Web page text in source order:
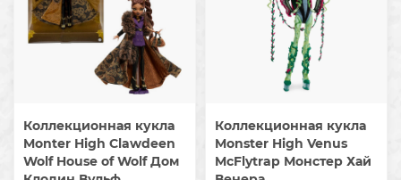
Коллекционная кукла
Monter High Clawdeen
Wolf House of Wolf Дом
Коллекционная кукла
Monster High Venus
McFlytrap Монстер Хай